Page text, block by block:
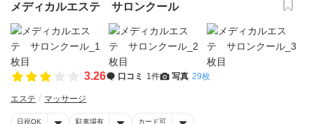
メディカルエステ サロンクール
3.26 口コミ 1件 写真 29枚
エステ マッサージ
日祝OK 駐車場有 カード可